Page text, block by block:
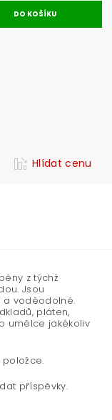
Hlídat cenu
z týchž
Jsou
a voděodolné.
pláten,
umělce jakékoliv
příspěvky.